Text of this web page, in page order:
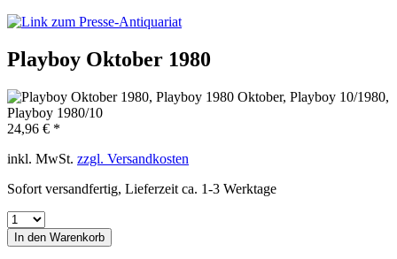
Playboy Oktober 1980
24,96 € *
inkl. MwSt. zzgl. Versandkosten
Sofort versandfertig, Lieferzeit ca. 1-3 Werktage
In den Warenkorb